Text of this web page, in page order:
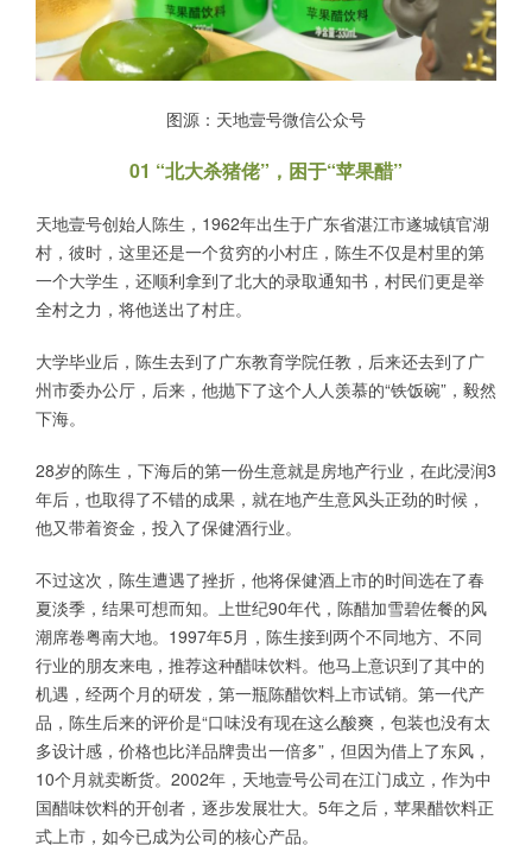
图源：天地壹号微信公众号
01 “北大杀猪佬”，困于“苹果醋”
天地壹号创始人陈生，1962年出生于广东省湛江市遂城镇官湖
村，彼时，这里还是一个贫穷的小村庄，陈生不仅是村里的第
一个大学生，还顺利拿到了北大的录取通知书，村民们更是举
全村之力，将他送出了村庄。
大学毕业后，陈生去到了广东教育学院任教，后来还去到了广
州市委办公厅，后来，他抛下了这个人人羡慕的“铁饭碗”，毅然
下海。
28岁的陈生，下海后的第一份生意就是房地产行业，在此浸润3
年后，也取得了不错的成果，就在地产生意风头正劲的时候，
他又带着资金，投入了保健酒行业。
不过这次，陈生遭遇了挫折，他将保健酒上市的时间选在了春
夏淡季，结果可想而知。上世纪90年代，陈醋加雪碧佐餐的风
潮席卷粤南大地。1997年5月，陈生接到两个不同地方、不同
行业的朋友来电，推荐这种醋味饮料。他马上意识到了其中的
机遇，经两个月的研发，第一瓶陈醋饮料上市试销。第一代产
品，陈生后来的评价是“口味没有现在这么酸爽，包装也没有太
多设计感，价格也比洋品牌贵出一倍多”，但因为借上了东风，
10个月就卖断货。2002年，天地壹号公司在江门成立，作为中
国醋味饮料的开创者，逐步发展壮大。5年之后，苹果醋饮料正
式上市，如今已成为公司的核心产品。